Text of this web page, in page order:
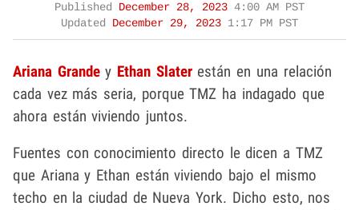
Published December 28, 2023 4:00 AM PST
Updated December 29, 2023 1:17 PM PST
Ariana Grandey Ethan Slaterestán en una relación
cada vez más seria, porque TMZ ha indagado que
ahora están viviendo juntos.
Fuentes con conocimiento directo le dicen a TMZ
que Ariana y Ethan están viviendo bajo el mismo
techo en la ciudad de Nueva York. Dicho esto, nos